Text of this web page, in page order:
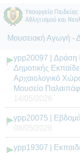
Μουσειακή Αγωγή -
ypp20097 | Δράση
Δημοτικής
Αρχαιολογικό
Μουσείο
14/05/2026
ypp20075 |
08/05/2026
ypp19307 |